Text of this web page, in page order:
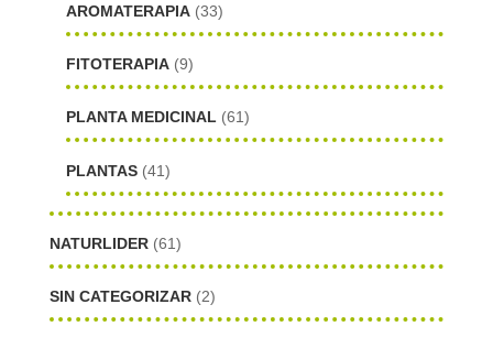
AROMATERAPIA (33)
FITOTERAPIA (9)
PLANTA MEDICINAL (61)
PLANTAS (41)
NATURLIDER (61)
SIN CATEGORIZAR (2)